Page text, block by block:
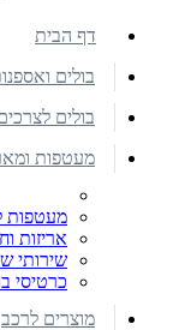
דף הבית
בולים
בולים
מעטפות
מעטפות
אריזות
שירותי
כרטיסי
מוצרים לרכב